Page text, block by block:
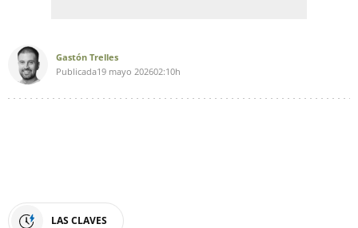
Gastón Trelles
Publicada19 mayo 202602:10h
LAS CLAVES